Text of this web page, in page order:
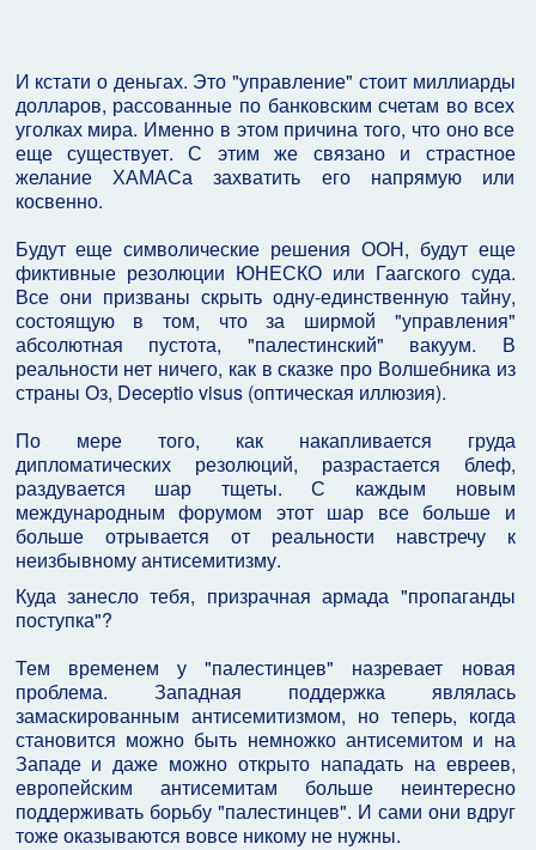
И кстати о деньгах. Это "управление" стоит миллиарды
долларов, рассованные по банковским счетам во всех
уголках мира. Именно в этом причина того, что оно все
еще существует. С этим же связано и страстное
желание ХАМАСа захватить его напрямую или
косвенно.
Будут еще символические решения ООН, будут еще
фиктивные резолюции ЮНЕСКО или Гаагского суда.
Все они призваны скрыть одну-единственную тайну,
состоящую в том, что за ширмой "управления"
абсолютная пустота, "палестинский" вакуум. В
реальности нет ничего, как в сказке про Волшебника из
страны Оз, Deceptio visus (оптическая иллюзия).
По мере того, как накапливается груда
дипломатических резолюций, разрастается блеф,
раздувается шар тщеты. С каждым новым
международным форумом этот шар все больше и
больше отрывается от реальности навстречу к
неизбывному антисемитизму.
Куда занесло тебя, призрачная армада "пропаганды
поступка"?
Тем временем у "палестинцев" назревает новая
проблема. Западная поддержка являлась
замаскированным антисемитизмом, но теперь, когда
становится можно быть немножко антисемитом и на
Западе и даже можно открыто нападать на евреев,
европейским антисемитам больше неинтересно
поддерживать борьбу "палестинцев". И сами они вдруг
тоже оказываются вовсе никому не нужны.